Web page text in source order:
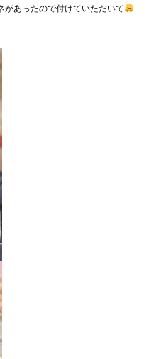
があったので付けていただいて